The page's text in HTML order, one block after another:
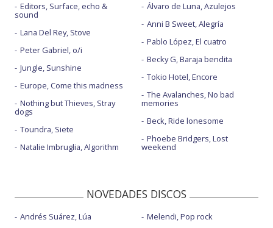
Editors, Surface, echo &
sound
Lana Del Rey, Stove
Peter Gabriel, o/i
Jungle, Sunshine
Europe, Come this madness
Nothing but Thieves, Stray
dogs
Toundra, Siete
Natalie Imbruglia, Algorithm
Álvaro de Luna, Azulejos
Anni B Sweet, Alegría
Pablo López, El cuatro
Becky G, Baraja bendita
Tokio Hotel, Encore
The Avalanches, No bad
memories
Beck, Ride lonesome
Phoebe Bridgers, Lost
weekend
NOVEDADES DISCOS
Andrés Suárez, Lúa
Melendi, Pop rock